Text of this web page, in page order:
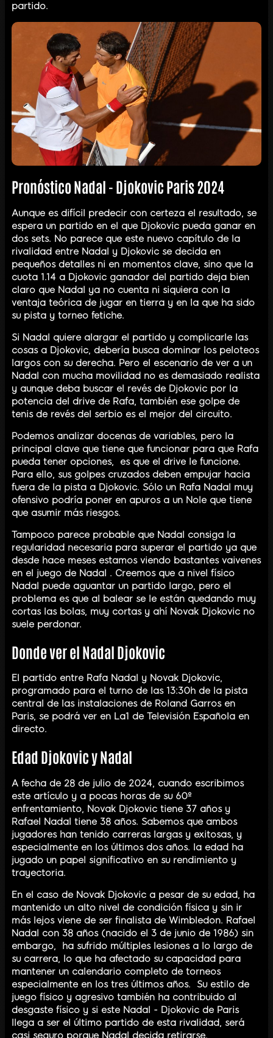
partido.
Pronóstico Nadal - Djokovic Paris 2024
Aunque es difícil predecir con certeza el resultado, se
espera un partido en el que Djokovic pueda ganar en
dos sets. No parece que este nuevo capítulo de la
rivalidad entre Nadal y Djokovic se decida en
pequeños detalles ni en momentos clave, sino que la
cuota 1.14 a Djokovic ganador del partido deja bien
claro que Nadal ya no cuenta ni siquiera con la
ventaja teórica de jugar en tierra y en la que ha sido
su pista y torneo fetiche.
Si Nadal quiere alargar el partido y complicarle las
cosas a Djokovic, debería busca dominar los peloteos
largos con su derecha. Pero el escenario de ver a un
Nadal con mucha movilidad no es demasiado realista
y aunque deba buscar el revés de Djokovic por la
potencia del drive de Rafa, también ese golpe de
tenis de revés del serbio es el mejor del circuito.
Podemos analizar docenas de variables, pero la
principal clave que tiene que funcionar para que Rafa
pueda tener opciones, es que el drive le funcione.
Para ello, sus golpes cruzados deben empujar hacia
fuera de la pista a Djokovic. Sólo un Rafa Nadal muy
ofensivo podría poner en apuros a un Nole que tiene
que asumir más riesgos.
Tampoco parece probable que Nadal consiga la
regularidad necesaria para superar el partido ya que
desde hace meses estamos viendo bastantes vaivenes
en el juego de Nadal . Creemos que a nivel físico
Nadal puede aguantar un partido largo, pero el
problema es que al balear se le están quedando muy
cortas las bolas, muy cortas y ahí Novak Djokovic no
suele perdonar.
Donde ver el Nadal Djokovic
El partido entre Rafa Nadal y Novak Djokovic,
programado para el turno de las 13:30h de la pista
central de las instalaciones de Roland Garros en
Paris, se podrá ver en La1 de Televisión Española en
directo.
Edad Djokovic y Nadal
A fecha de 28 de julio de 2024, cuando escribimos
este artículo y a pocas horas de su 60º
enfrentamiento, Novak Djokovic tiene 37 años y
Rafael Nadal tiene 38 años. Sabemos que ambos
jugadores han tenido carreras largas y exitosas, y
especialmente en los últimos dos años. la edad ha
jugado un papel significativo en su rendimiento y
trayectoria.
En el caso de Novak Djokovic a pesar de su edad, ha
mantenido un alto nivel de condición física y sin ir
más lejos viene de ser finalista de Wimbledon. Rafael
Nadal con 38 años (nacido el 3 de junio de 1986) sin
embargo, ha sufrido múltiples lesiones a lo largo de
su carrera, lo que ha afectado su capacidad para
mantener un calendario completo de torneos
especialmente en los tres últimos años. Su estilo de
juego físico y agresivo también ha contribuido al
desgaste físico y si este Nadal - Djokovic de Paris
llega a ser el último partido de esta rivalidad, será
casi seguro porque Nadal decida retirarse.